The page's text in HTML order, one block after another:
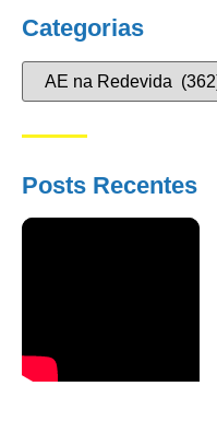
Categorias
Posts Recentes